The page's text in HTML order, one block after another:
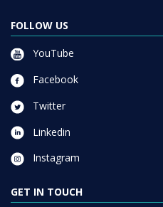
FOLLOW US
YouTube
Facebook
Twitter
Linkedin
Instagram
GET IN TOUCH